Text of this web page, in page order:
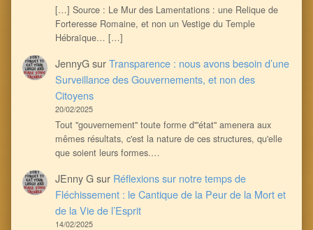
[…] Source : Le Mur des Lamentations : une Relique de
Forteresse Romaine, et non un Vestige du Temple
Hébraïque… […]
JennyGsurTransparence : nous avons besoin d’une
Surveillance des Gouvernements, et non des
Citoyens
20/02/2025
Tout ''gouvernement'' toute forme d'''état'' amenera aux
mêmes résultats, c'est la nature de ces structures, qu'elle
que soient leurs formes.…
JEnny Gsur Réflexions sur notre temps de
Fléchissement : le Cantique de la Peur de la Mort et
de la Vie de l’Esprit
14/02/2025